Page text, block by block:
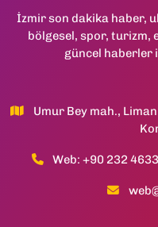
İzmir son dakika haber,
bölgesel, spor, turizm,
güncel haberler
Umur Bey mah.,
Web: +90 232